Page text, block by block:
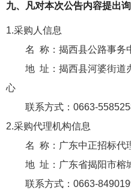
九、凡对本次公告内容提出
1.采购人信息
名 称： 揭西县公路事务
地 址： 揭西县河婆街道
心
联系方式： 0663-
2.采购代理机构信息
名 称： 广东中正招标代
地 址： 广东省揭阳市榕
联系方式： 0663-